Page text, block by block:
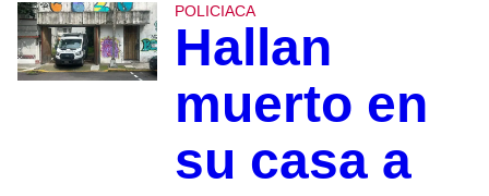
POLICIACA
Hallan
muerto en
su casa a